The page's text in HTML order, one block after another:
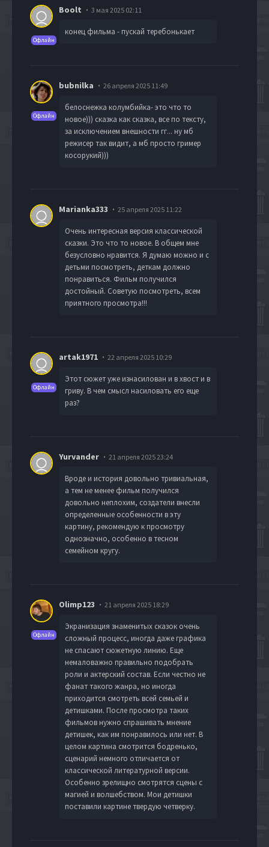
Офлайн
Boolt 3 мая 2025 02:11
конец фильма - пускай теребонькает
Офлайн
bubnilka 26 апреля 2025 11:49
белоснежка колумбийка- это что то
новое))) сказка как сказка, все по тексту,
за исключением внешности гг... ну мб
режисер так видит, а мб просто гример
косорукий)))
Marianka333 25 апреля 2025 11:22
Очень интересная версия классической
сказки. Это что то новое. В общем мне
безусловно нравится. Я думаю можно и с
детьми посмотреть, деткам должно
понравиться. Фильм получился
достойный. Советую посмотреть, всем
приятного просмотра!!!
Офлайн
artak1971 22 апреля 2025 10:29
Этот сюжет уже изнасилован и в хвост и в
гриву. В чем смысл насиловать его еще
раз?
Yurvander 21 апреля 2025 23:24
Вроде и история довольно тривиальная,
а тем не менее фильм получился
довольно неплохим, создатели внесли
определенные особенности в эту
картину, рекомендую к просмотру
однозначно, особенно в тесном
семейном кругу.
Офлайн
Olimp123 21 апреля 2025 18:29
Экранизация знаменитых сказок очень
сложный процесс, иногда даже графика
не спасают сюжетную линию. Еще
немаловажно правильно подобрать
роли и актерский состав. Если честно не
фанат такого жанра, но иногда
приходится смотреть всей семьей и
детишками. После просмотра таких
фильмов нужно спрашивать мнение
детишек, как им понравилось или нет. В
целом картина смотрится бодренько,
сценарий немного отличается от
классической литературной версии.
Особенно зрелищно смотрятся сцены с
магией и волшебством. Мои детишки
поставили картине твердую четверку.